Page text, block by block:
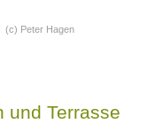
(c) Peter Hagen
und Terrasse